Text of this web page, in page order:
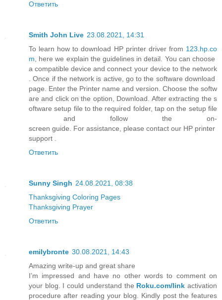
Ответить
Smith John Live 23.08.2021, 14:31
To learn how to download HP printer driver from 123.hp.co
m , here we explain the guidelines in detail. You can choose
a compatible device and connect your device to the network
. Once if the network is active, go to the software download
page. Enter the Printer name and version. Choose the softw
are and click on the option, Download. After extracting the s
oftware setup file to the required folder, tap on the setup file
and follow the on-
screen guide. For assistance, please contact our HP printer
support .
Ответить
Sunny Singh 24.08.2021, 08:38
Thanksgiving Coloring Pages
Thanksgiving Prayer
Ответить
emilybronte 30.08.2021, 14:43
Amazing write-up and great share
I’m impressed and have no other words to comment on
your blog. I could understand the Roku.com/link activation
procedure after reading your blog. Kindly post the features